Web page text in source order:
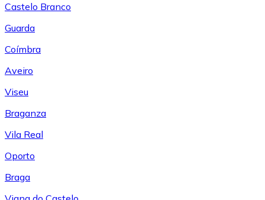
Castelo Branco
Guarda
Coímbra
Aveiro
Viseu
Braganza
Vila Real
Oporto
Braga